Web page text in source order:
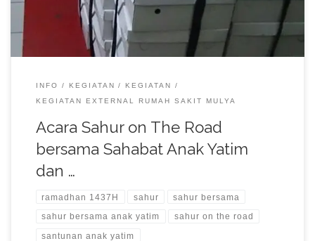
INFO KEGIATAN
KEGIATAN
KEGIATAN EXTERNAL RUMAH SAKIT MULYA
Acara Sahur on The Road
bersama Sahabat Anak Yatim
dan …
ramadhan 1437H sahur sahur bersama
sahur bersama anak yatim sahur on the road
santunan anak yatim